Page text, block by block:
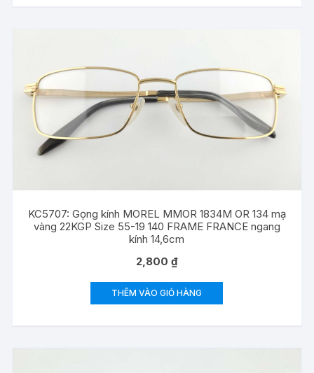
KC5707: Gọng kính MOREL MMOR 1834M OR 134 mạ
vàng 22KGP Size 55-19 140 FRAME FRANCE ngang
kính 14,6cm
2,800₫
THÊM VÀO GIỎ HÀNG